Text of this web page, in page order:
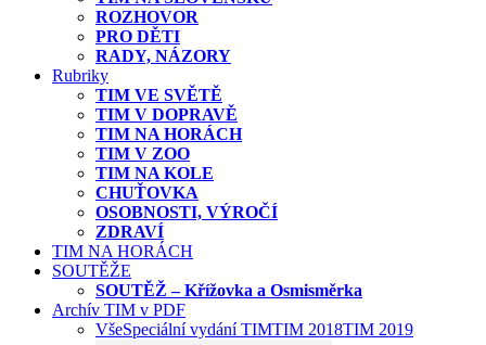
ROZHOVOR
PRO DĚTI
RADY, NÁZORY
Rubriky
TIM VE SVĚTĚ
TIM V DOPRAVĚ
TIM NA HORÁCH
TIM V ZOO
TIM NA KOLE
CHUŤOVKA
OSOBNOSTI, VÝROČÍ
ZDRAVÍ
TIM NA HORÁCH
SOUTĚŽE
SOUTĚŽ – Křížovka a Osmisměrka
Archív TIM v PDF
VšeSpeciální vydání TIMTIM 2018TIM 2019